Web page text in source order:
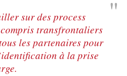
sur des process
compris transfrontaliers
les partenaires pour
à la prise